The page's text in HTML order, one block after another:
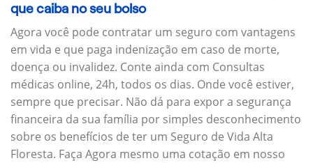
que caiba no seu bolso
Agora você pode contratar um seguro com vantagens
em vida e que paga indenização em caso de morte,
doença ou invalidez. Conte ainda com Consultas
médicas online, 24h, todos os dias. Onde você estiver,
sempre que precisar. Não dá para expor a segurança
financeira da sua família por simples desconhecimento
sobre os benefícios de ter um Seguro de Vida Alta
Floresta. Faça Agora mesmo uma cotação em nosso